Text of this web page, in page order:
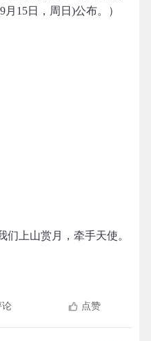
月15日，周日)公布。）
上山赏月，牵手天使。
点赞